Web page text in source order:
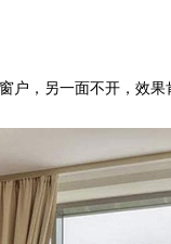
，另一面不开，效